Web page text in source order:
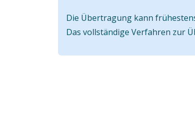
Die Übertragung kann
Das vollständige Verfahren zur